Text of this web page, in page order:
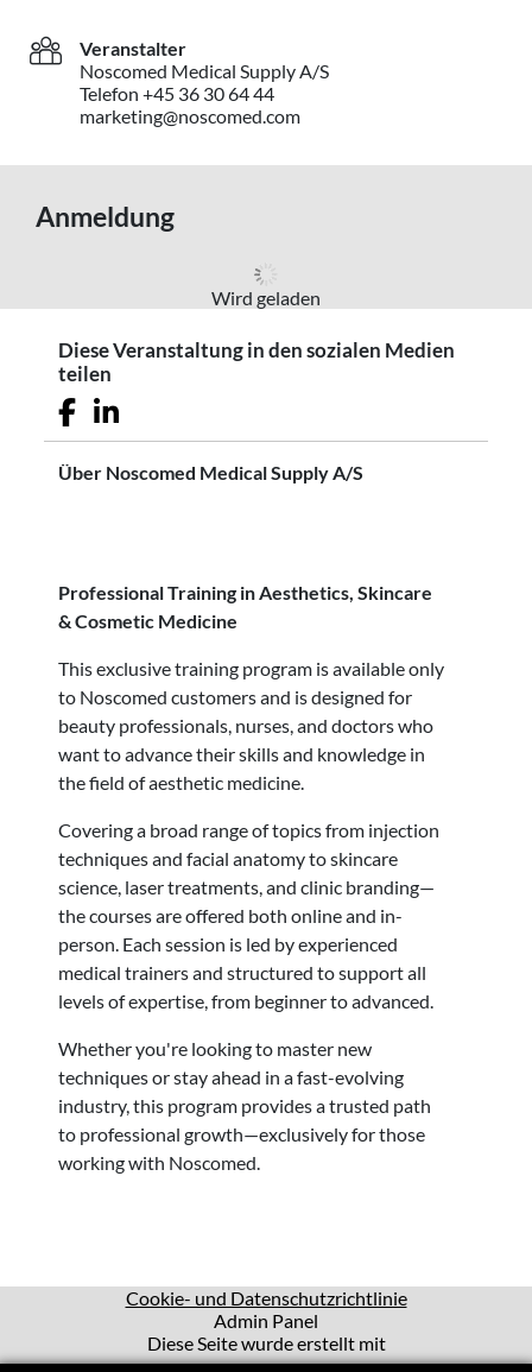
Veranstalter
Noscomed Medical Supply A/S
Telefon +45 36 30 64 44
marketing@noscomed.com
Anmeldung
Wird geladen
Diese Veranstaltung in den sozialen Medien
teilen
Facebook-Symbol
LinkedIn-Symbol
Über Noscomed Medical Supply A/S
Professional Training in Aesthetics, Skincare
& Cosmetic Medicine
This exclusive training program is available only
to Noscomed customers and is designed for
beauty professionals, nurses, and doctors who
want to advance their skills and knowledge in
the field of aesthetic medicine.
Covering a broad range of topics from injection
techniques and facial anatomy to skincare
science, laser treatments, and clinic branding—
the courses are offered both online and in-
person. Each session is led by experienced
medical trainers and structured to support all
levels of expertise, from beginner to advanced.
Whether you're looking to master new
techniques or stay ahead in a fast-evolving
industry, this program provides a trusted path
to professional growth—exclusively for those
working with Noscomed.
Diese Seite wurde erstellt mit
Cookie- und Datenschutzrichtlinie(opens in a
Admin Panel